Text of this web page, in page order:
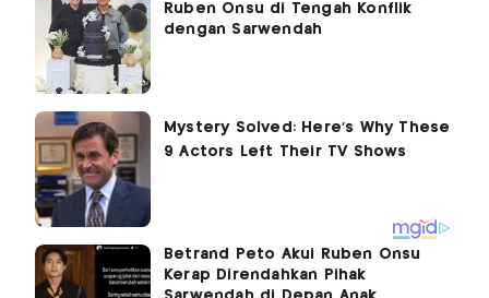
Ruben Onsu di Tengah Konflik
dengan Sarwendah
Betrand Peto Akui Ruben Onsu
Kerap Direndahkan Pihak